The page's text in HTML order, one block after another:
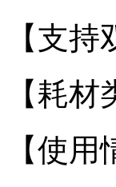
【支
【耗
【使